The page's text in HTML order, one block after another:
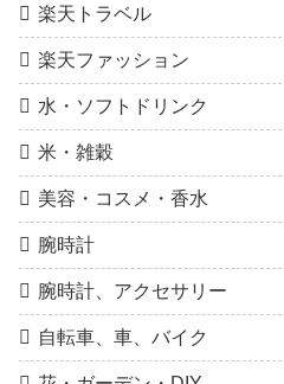
楽天トラベル
楽天ファッション
水・ソフトドリンク
米・雑穀
美容・コスメ・香水
腕時計
腕時計、アクセサリー
自転車、車、バイク